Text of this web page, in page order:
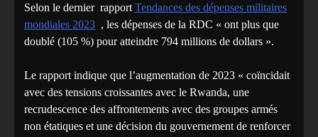
Selon le dernier rapport Tendances des dépenses militaires
mondiales 2023 , les dépenses de la RDC « ont plus que
doublé (105 %) pour atteindre 794 millions de dollars ».
Le rapport indique que l’augmentation de 2023 « coïncidait
avec des tensions croissantes avec le Rwanda, une
recrudescence des affrontements avec des groupes armés
non étatiques et une décision du gouvernement de renforcer